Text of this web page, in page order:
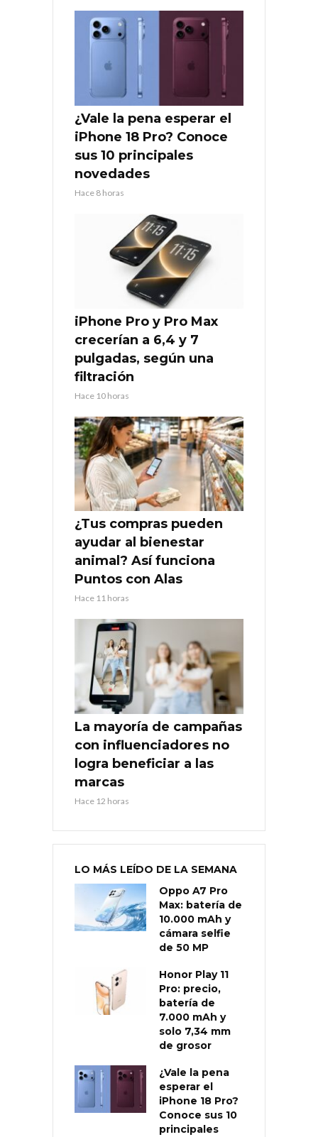
¿Vale la pena esperar el
iPhone 18 Pro? Conoce
sus 10 principales
novedades
Hace 8 horas
iPhone Pro y Pro Max
crecerían a 6,4 y 7
pulgadas, según una
filtración
Hace 10 horas
¿Tus compras pueden
ayudar al bienestar
animal? Así funciona
Puntos con Alas
Hace 11 horas
La mayoría de campañas
con influenciadores no
logra beneficiar a las
marcas
Hace 12 horas
LO MÁS LEÍDO DE LA SEMANA
Oppo A7 Pro
Max: batería de
10.000 mAh y
cámara selfie
de 50 MP
Honor Play 11
Pro: precio,
batería de
7.000 mAh y
solo 7,34 mm
de grosor
¿Vale la pena
esperar el
iPhone 18 Pro?
Conoce sus 10
principales